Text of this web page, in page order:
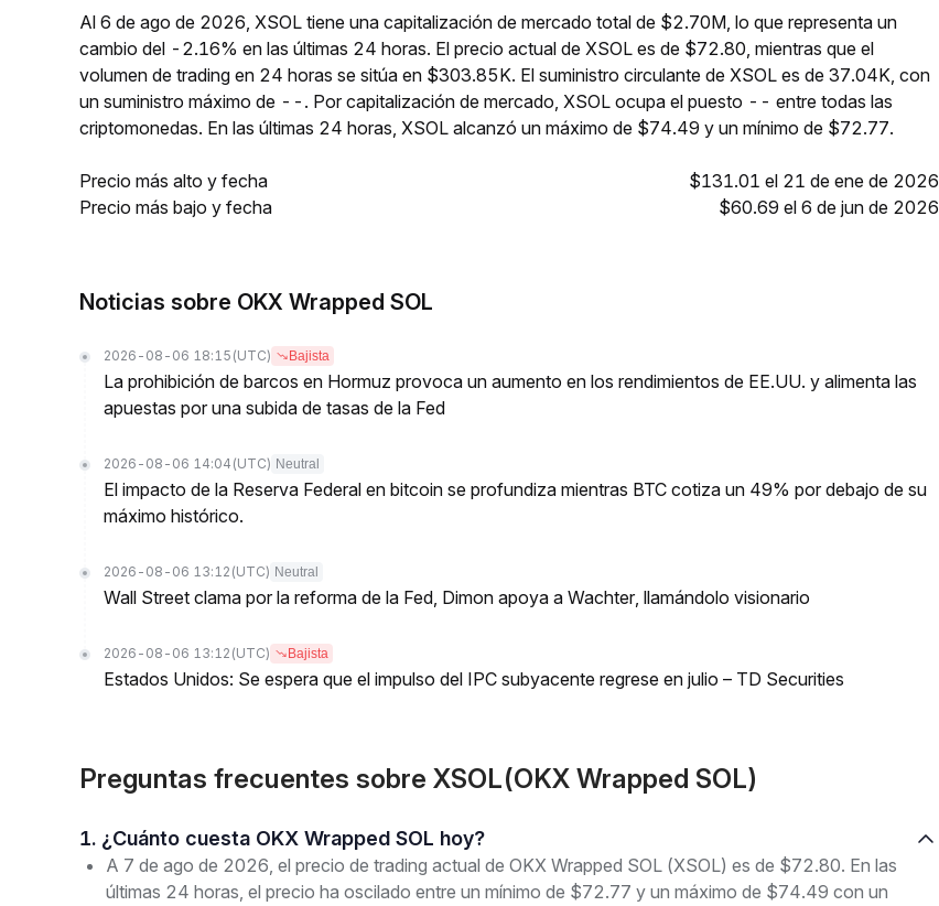
Al 6 de ago de 2026, XSOL tiene una capitalización de mercado total de $2.70M, lo que representa un
cambio del -2.16% en las últimas 24 horas. El precio actual de XSOL es de $72.80, mientras que el
volumen de trading en 24 horas se sitúa en $303.85K. El suministro circulante de XSOL es de 37.04K, con
un suministro máximo de --. Por capitalización de mercado, XSOL ocupa el puesto -- entre todas las
criptomonedas. En las últimas 24 horas, XSOL alcanzó un máximo de $74.49 y un mínimo de $72.77.
Precio más alto y fecha
$131.01 el 21 de ene de 2026
Precio más bajo y fecha
$60.69 el 6 de jun de 2026
Noticias sobre OKX Wrapped SOL
2026-08-06 18:15 (UTC) Bajista
La prohibición de barcos en Hormuz provoca un aumento en los rendimientos de EE.UU. y alimenta las
apuestas por una subida de tasas de la Fed
2026-08-06 14:04 (UTC) Neutral
El impacto de la Reserva Federal en bitcoin se profundiza mientras BTC cotiza un 49% por debajo de su
máximo histórico.
2026-08-06 13:12 (UTC) Neutral
Wall Street clama por la reforma de la Fed, Dimon apoya a Wachter, llamándolo visionario
2026-08-06 13:12 (UTC) Bajista
Estados Unidos: Se espera que el impulso del IPC subyacente regrese en julio – TD Securities
Preguntas frecuentes sobre XSOL(OKX Wrapped SOL)
1. ¿Cuánto cuesta OKX Wrapped SOL hoy?
A 7 de ago de 2026, el precio de trading actual de OKX Wrapped SOL (XSOL) es de $72.80. En las
últimas 24 horas, el precio ha oscilado entre un mínimo de $72.77 y un máximo de $74.49 con un